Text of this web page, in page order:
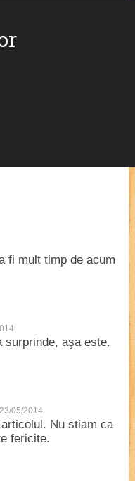
fi mult timp de acum
surprinde, aşa este.
23/05/2014
Nu stiam ca
fericite.